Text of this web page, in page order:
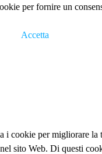
per fornire un
Accetta
i cookie per migliorare la
sito Web. Di questi